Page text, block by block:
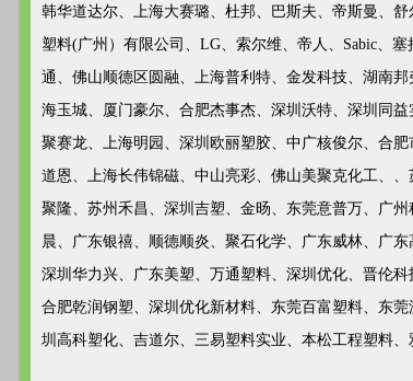
韩华道达尔、上海大赛璐、杜邦、巴斯夫、帝斯曼、
塑料(广州）有限公司、LG、索尔维、帝人、Sabic、塞
通、佛山顺德区圆融、上海普利特、金发科技、湖南
海玉城、厦门豪尔、合肥杰事杰、深圳沃特、深圳同益
聚赛龙、上海明园、深圳欧丽塑胶、中广核俊尔、合
道恩、上海长伟锦磁、中山亮彩、佛山美聚克化工、
聚隆、苏州禾昌、深圳吉塑、金旸、东莞意普万、广
晨、广东银禧、顺德顺炎、聚石化学、广东威林、广东
深圳华力兴、广东美塑、万通塑料、深圳优化、晋伦科
合肥乾润钢塑、深圳优化新材料、东莞百富塑料、东
圳高科塑化、吉道尔、三易塑料实业、本松工程塑料、